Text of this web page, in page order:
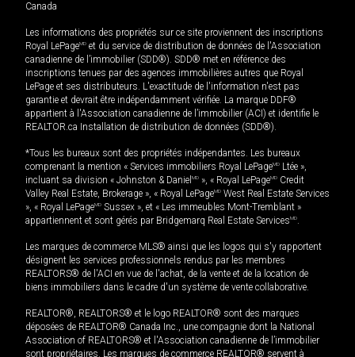
Canada
Les informations des propriétés sur ce site proviennent des inscriptions
Royal LePageMD et du service de distribution de données de l'Association
canadienne de l’immobilier (SDD®). SDD® met en référence des
inscriptions tenues par des agences immobilières autres que Royal
LePage et ses distributeurs. L'exactitude de l'information n'est pas
garantie et devrait être indépendamment vérifiée. La marque DDF®
appartient à l'Association canadienne de l’immobilier (ACI) et identifie le
REALTOR.ca Installation de distribution de données (SDD®).
*Tous les bureaux sont des propriétés indépendantes. Les bureaux
comprenant la mention « Services immobiliers Royal LePageMD Ltée »,
incluant sa division « Johnston & Daniel MD », « Royal LePageMD Credit
Valley Real Estate, Brokerage », « Royal LePageMD West Real Estate Services
», « Royal LePageMD Sussex », et « Les immeubles Mont-Tremblant »
appartiennent et sont gérés par Bridgemarq Real Estate ServicesMD.
Les marques de commerce MLS® ainsi que les logos qui s'y rapportent
désignent les services professionnels rendus par les membres
REALTORS® de l'ACI en vue de l'achat, de la vente et de la location de
biens immobiliers dans le cadre d'un système de vente collaborative.
REALTOR®, REALTORS® et le logo REALTOR® sont des marques
déposées de REALTOR® Canada Inc., une compagnie dont la National
Association of REALTORS® et l'Association canadienne de l’immobilier
sont propriétaires. Les marques de commerce REALTOR® servent à